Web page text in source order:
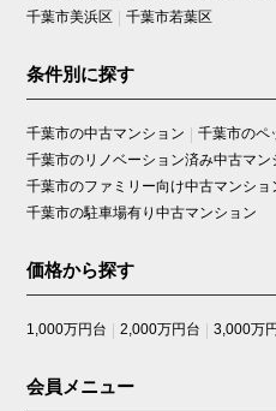
千葉市美浜区
千葉市若葉区
条件別に探す
千葉市の中古マンション
千葉市のペ
千葉市のリノベーション済み中古マン
千葉市のファミリー向け中古マンショ
千葉市の駐車場有り中古マンション
価格から探す
1,000万円台 2,000万円台 3,000万
会員メニュー